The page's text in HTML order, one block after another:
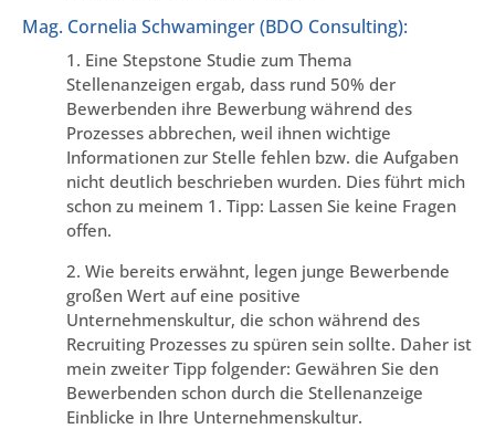
Mag. Cornelia Schwaminger (BDO Consulting):
1. Eine Stepstone Studie zum Thema
Stellenanzeigen ergab, dass rund 50% der
Bewerbenden ihre Bewerbung während des
Prozesses abbrechen, weil ihnen wichtige
Informationen zur Stelle fehlen bzw. die Aufgaben
nicht deutlich beschrieben wurden. Dies führt mich
schon zu meinem 1. Tipp: Lassen Sie keine Fragen
offen.
2. Wie bereits erwähnt, legen junge Bewerbende
großen Wert auf eine positive
Unternehmenskultur, die schon während des
Recruiting Prozesses zu spüren sein sollte. Daher ist
mein zweiter Tipp folgender: Gewähren Sie den
Bewerbenden schon durch die Stellenanzeige
Einblicke in Ihre Unternehmenskultur.